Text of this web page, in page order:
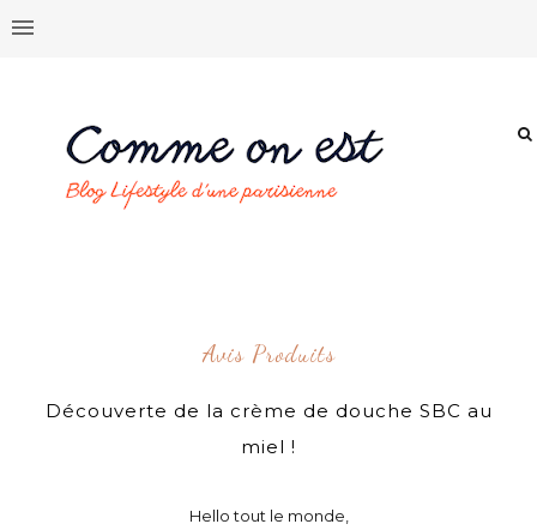
Avis Produits
Découverte de la crème de douche SBC au
miel !
Hello tout le monde,